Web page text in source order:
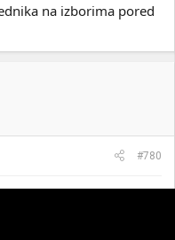
na izborima pored
#780